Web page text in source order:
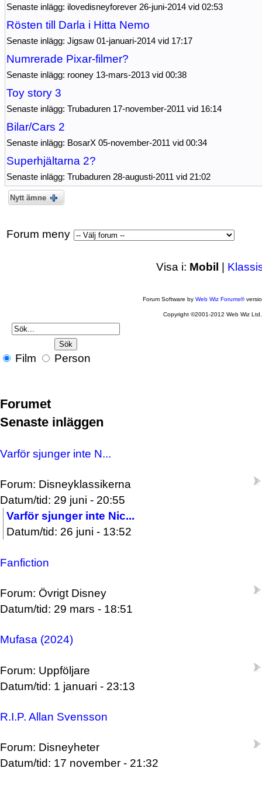
Senaste inlägg: ilovedisneyforever 26-juni-2014 vid 02:53
Rösten till Darla i Hitta Nemo
Senaste inlägg: Jigsaw 01-januari-2014 vid 17:17
Numrerade Pixar-filmer?
Senaste inlägg: rooney 13-mars-2013 vid 00:38
Toy story 3
Senaste inlägg: Trubaduren 17-november-2011 vid 16:14
Bilar/Cars 2
Senaste inlägg: BosarX 05-november-2011 vid 00:34
Superhjältarna 2?
Senaste inlägg: Trubaduren 28-augusti-2011 vid 21:02
Nytt ämne
Forum meny
Visa i: Mobil |
Forum Software byWeb Wiz Forums®
Copyright ©2001-2012 Web Wiz Ltd.
Film Person
Forumet
Senaste inläggen
Varför sjunger inte N...
Forum: Disneyklassikerna
Datum/tid: 29 juni - 20:55
Varför sjunger inte Nic...
Datum/tid: 26 juni - 13:52
Fanfiction
Forum: Övrigt Disney
Datum/tid: 29 mars - 18:51
Mufasa (2024)
Forum: Uppföljare
Datum/tid: 1 januari - 23:13
R.I.P. Allan Svensson
Forum: Disneyheter
Datum/tid: 17 november - 21:32